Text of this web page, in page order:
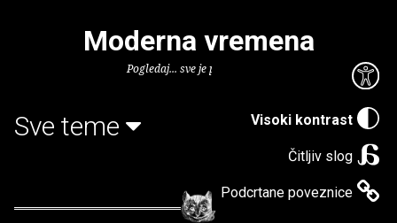
Visoki kontrast
Čitljiv slog
Podcrtane poveznice
Moderna vremena
Pogledaj... sve je puno knjiga.
Sve teme